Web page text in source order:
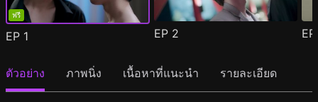
ฟรี
EP 1 EP 2
ตัวอย่าง ภาพนิ่ง เนื้อหาที่แนะนำ รายละเอียด